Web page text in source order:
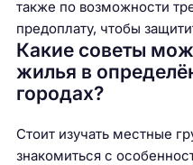
также по возможности
предоплату, чтобы
Какие советы
жилья в
городах?
Стоит изучать местные
знакомиться с